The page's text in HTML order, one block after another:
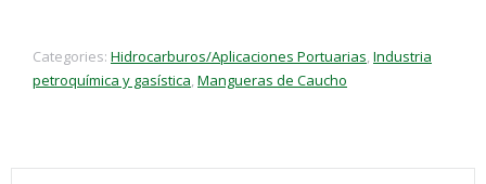
Categories: Hidrocarburos/Aplicaciones Portuarias, Industria
petroquímica y gasística, Mangueras de Caucho